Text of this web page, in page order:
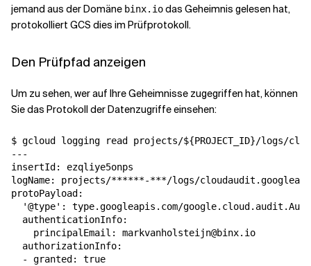
jemand aus der Domäne binx.iodas Geheimnis gelesen hat,
protokolliert GCS dies im Prüfprotokoll.
Den Prüfpfad anzeigen
Um zu sehen, wer auf Ihre Geheimnisse zugegriffen hat, können
Sie das Protokoll der Datenzugriffe einsehen:
$ gcloud logging read projects/${PROJECT_ID}/logs/
---
insertId: ezqliye5onps
logName: projects/******-***/logs/
protoPayload:
'@type': type.googleapis.com/
  authenticationInfo:
    principalEmail: markvanholsteijn@binx.io
  authorizationInfo:
  - granted: true